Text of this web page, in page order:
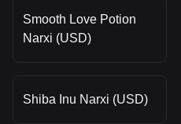
Smooth Love Potion
Narxi (USD)
Shiba Inu Narxi (USD)